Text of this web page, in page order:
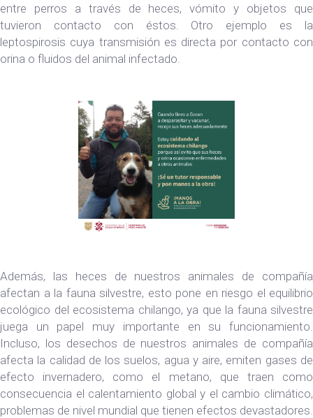
entre perros a través de heces, vómito y objetos que
tuvieron contacto con éstos. Otro ejemplo es la
leptospirosis cuya transmisión es directa por contacto con
orina o fluidos del animal infectado.
Además, las heces de nuestros animales de compañía
afectan a la fauna silvestre, esto pone en riesgo el equilibrio
ecológico del ecosistema chilango, ya que la fauna silvestre
juega un papel muy importante en su funcionamiento.
Incluso, los desechos de nuestros animales de compañía
afecta la calidad de los suelos, agua y aire, emiten gases de
efecto invernadero, como el metano, que traen como
consecuencia el calentamiento global y el cambio climático,
problemas de nivel mundial que tienen efectos devastadores.